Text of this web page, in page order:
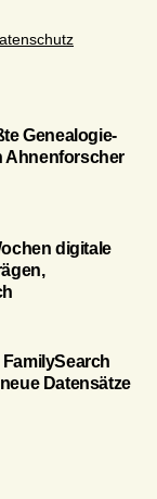
Genealogie-
Ahnenforscher
digitale
Datensätze